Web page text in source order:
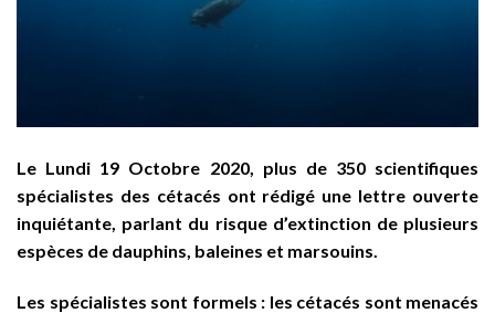
Le Lundi 19 Octobre 2020, plus de 350 scientifiques
spécialistes des cétacés ont rédigé une lettre ouverte
inquiétante, parlant du risque d’extinction de plusieurs
espèces de dauphins, baleines et marsouins.
Les spécialistes sont formels : les cétacés sont menacés